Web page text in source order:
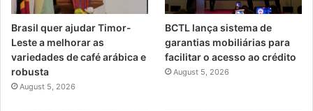
Brasil quer ajudar Timor-
Leste a melhorar as
variedades de café arábica e
robusta
August 5, 2026
BCTL lança sistema de
garantias mobiliárias para
facilitar o acesso ao crédito
August 5, 2026